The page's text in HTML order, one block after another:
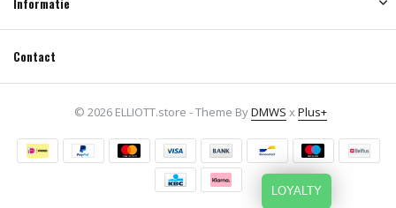
Informatie
Contact
© 2026 ELLIOTT.store - Theme ByDMWS xPlus+
LOYALTY